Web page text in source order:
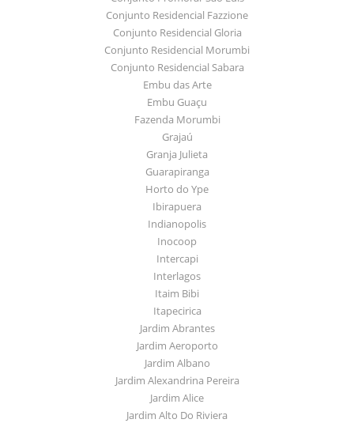
Conjunto Residencial Fazzione
Conjunto Residencial Gloria
Conjunto Residencial Morumbi
Conjunto Residencial Sabara
Embu das Arte
Embu Guaçu
Fazenda Morumbi
Grajaú
Granja Julieta
Guarapiranga
Horto do Ype
Ibirapuera
Indianopolis
Inocoop
Intercapi
Interlagos
Itaim Bibi
Itapecirica
Jardim Abrantes
Jardim Aeroporto
Jardim Albano
Jardim Alexandrina Pereira
Jardim Alice
Jardim Alto Do Riviera